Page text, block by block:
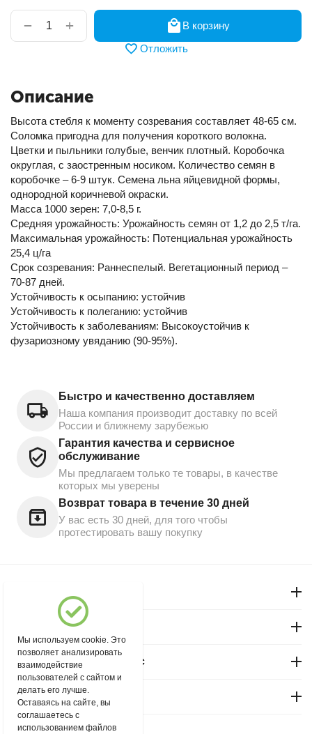
+
−
В корзину
Отложить
Описание
Высота стебля к моменту созревания составляет 48-65 см.
Соломка пригодна для получения короткого волокна.
Цветки и пыльники голубые, венчик плотный. Коробочка
округлая, с заостренным носиком. Количество семян в
коробочке – 6-9 штук. Семена льна яйцевидной формы,
однородной коричневой окраски.
Масса 1000 зерен: 7,0-8,5 г.
Средняя урожайность: Урожайность семян от 1,2 до 2,5 т/га.
Максимальная урожайность: Потенциальная урожайность
25,4 ц/га
Срок созревания: Раннеспелый. Вегетационный период –
70-87 дней.
Устойчивость к осыпанию: устойчив
Устойчивость к полеганию: устойчив
Устойчивость к заболеваниям: Высокоустойчив к
фузариозному увяданию (90-95%).
Быстро и качественно доставляем
Наша компания производит доставку по всей
России и ближнему зарубежью
Гарантия качества и сервисное
обслуживание
Мы предлагаем только те товары, в качестве
которых мы уверены
Возврат товара в течение 30 дней
У вас есть 30 дней, для того чтобы
протестировать вашу покупку
Магазин "Северный"
Покупательский сервис
Контакты
Мы используем cookie. Это
позволяет анализировать
взаимодействие
пользователей с сайтом и
делать его лучше.
Оставаясь на сайте, вы
соглашаетесь с
использованием файлов